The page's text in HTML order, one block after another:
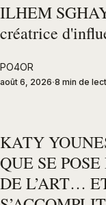
ILHEM
créatrice
PO4OR
août 6, 2026 8 min de
KATY
QUE SE
DE L’ART…